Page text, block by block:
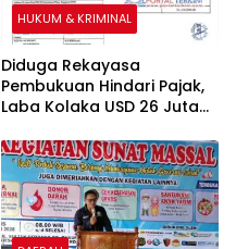
HUKUM & KRIMINAL
Diduga Rekayasa
Pembukuan Hindari Pajak,
Laba Kolaka USD 26 Juta
Rimau New World Terseret
Dugaan Pencucian Uang